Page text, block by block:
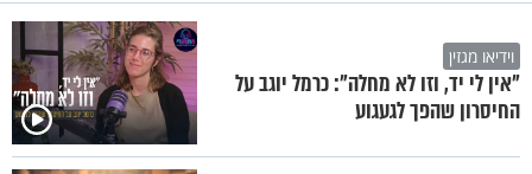
וידיאו מגזין
"אין לי יד, וזו לא מחלה": כרמל יוגב על
החיסרון שהפך לגעגוע